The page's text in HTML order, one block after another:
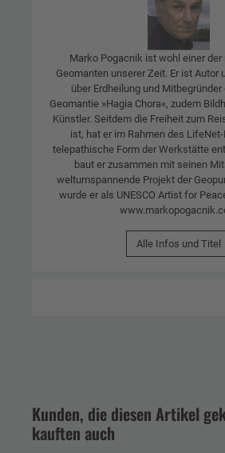
Marko Pogacnik ist wohl einer
Geomanten unserer Zeit. Er ist Autor
über Erdheilung und
Geomantie »Hagia Chora«, zudem
Künstler. Seitdem die Freiheit zum
ist, hat er im Rahmen des
telepathische Form der Werkstätte
baut er zusammen mit seinen
weltumspannende Projekt der
wurde er als UNESCO Artist for
Alle Infos und Titel
Kunden, die diesen Artikel
kauften auch